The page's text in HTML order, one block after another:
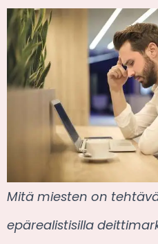
Mitä miesten on
epärealistisilla